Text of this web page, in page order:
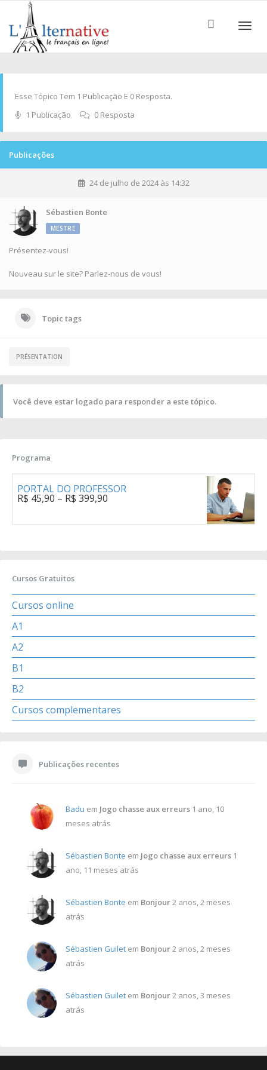
Esse Tópico Tem 1 Publicação E 0 Resposta.
1 Publicação
0 Resposta
Publicações
24 de julho de 2024 às 14:32
Sébastien Bonte
MESTRE
Présentez-vous!
Nouveau sur le site? Parlez-nous de vous!
Topic tags
PRÉSENTATION
Você deve estar logado para responder a este tópico.
Programa
PORTAL DO PROFESSOR
R$ 45,90 – R$ 399,90
Cursos Gratuitos
Cursos online
A1
A2
B1
B2
Cursos complementares
Publicações recentes
Badu em Jogo chasse aux erreurs 1 ano, 10
meses atrás
Sébastien Bonte em Jogo chasse aux erreurs 1
ano, 11 meses atrás
Sébastien Bonte em Bonjour 2 anos, 2 meses
atrás
Sébastien Guilet em Bonjour 2 anos, 2 meses
atrás
Sébastien Guilet em Bonjour 2 anos, 3 meses
atrás